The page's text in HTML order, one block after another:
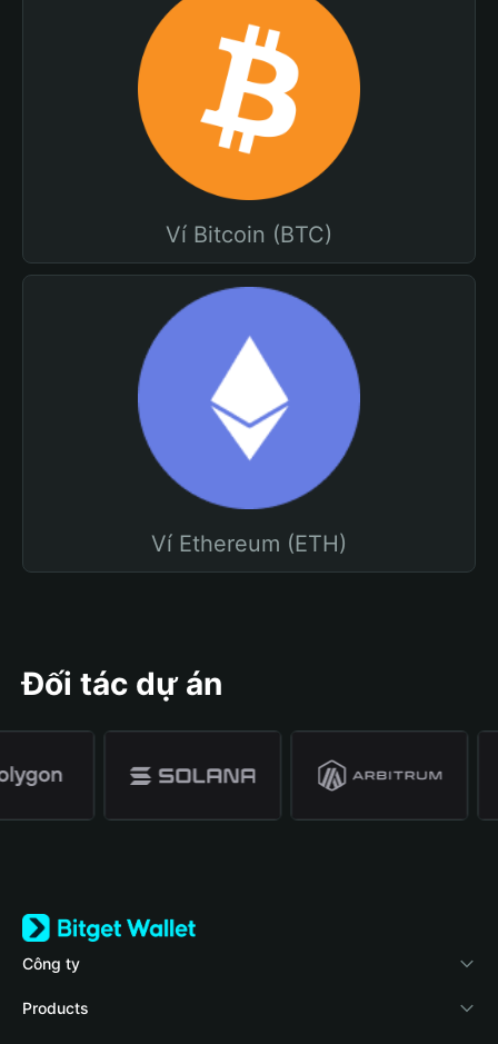
Ví Bitcoin (BTC)
Ví Ethereum (ETH)
Đối tác dự án
Công ty
Về Bitget Wallet
Products